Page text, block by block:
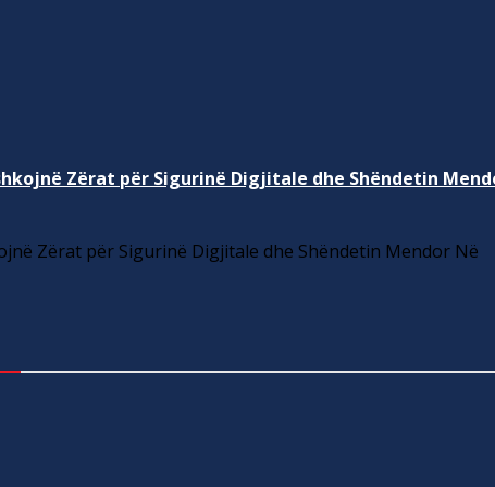
Zërat për Sigurinë Digjitale dhe Shëndetin
Zërat për Sigurinë Digjitale dhe Shëndetin Mendor Në